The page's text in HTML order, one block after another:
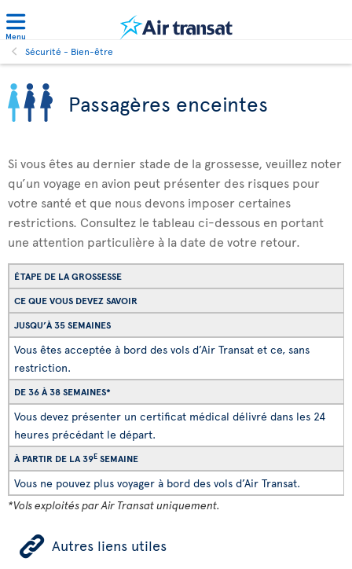
Menu
Sécurité - Bien-être
Passagères enceintes
Si vous êtes au dernier stade de la grossesse, veuillez noter
qu’un voyage en avion peut présenter des risques pour
votre santé et que nous devons imposer certaines
restrictions. Consultez le tableau ci-dessous en portant
une attention particulière à la date de votre retour.
ÉTAPE DE LA GROSSESSE
CE QUE VOUS DEVEZ SAVOIR
JUSQU’À 35 SEMAINES
Vous êtes acceptée à bord des vols d’Air Transat et ce, sans
restriction.
DE 36 À 38 SEMAINES*
Vous devez présenter un certificat médical délivré dans les 24
heures précédant le départ.
À PARTIR DE LA 39E SEMAINE
Vous ne pouvez plus voyager à bord des vols d’Air Transat.
*Vols exploités par Air Transat uniquement.
ÿ Autres liens utiles